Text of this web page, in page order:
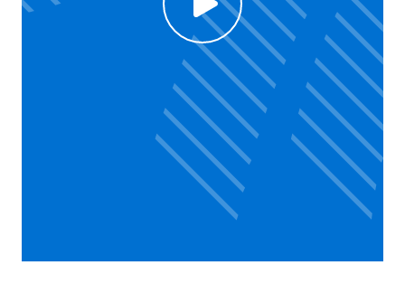
Voir la vidéo
Click to enable Youtube cookies and see content